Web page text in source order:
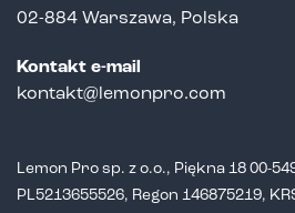
02-884 Warszawa, Polska
Kontakt e-mail
kontakt@lemonpro.com
Lemon Pro sp. z o.o., Piękna 18 00-
PL5213655526, Regon 146875219,